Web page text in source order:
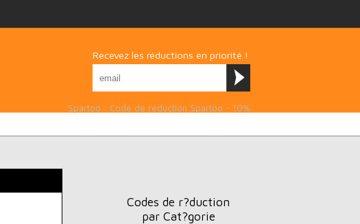
Spartoo : Code de réduction Spartoo - 10%
Recevez les réductions en priorité !
Codes de r?duction
par Cat?gorie